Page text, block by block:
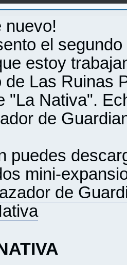
nuevo!
el
estoy
de Las Ruinas
"La Nativa".
de
puedes
mini-
de